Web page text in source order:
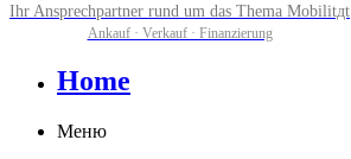
Ihr Ansprechpartner rund um das Thema Mobilitдt
Ankauf · Verkauf · Finanzierung
Home
Меню